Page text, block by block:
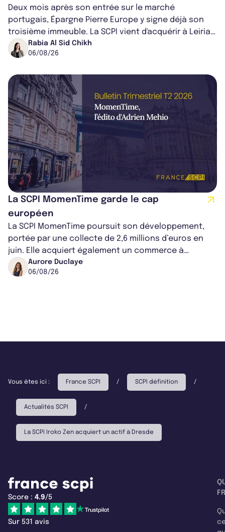
Deux mois après son entrée sur le marché
portugais, Épargne Pierre Europe y signe déjà son
troisième immeuble. La SCPI vient d'acquérir à Leiria,
dans le centre du pays, un établis...
Rabia Al Sid Chikh
06/08/26
La SCPI MomenTime garde le cap
européen
La SCPI MomenTime poursuit son développement,
portée par une collecte de 2,6 millions d’euros en
juin. Elle acquiert également un commerce à
Worcester, place une plateforme logisti...
Aurore Duclaye
06/08/26
Vous êtes ici : France SCPI / SCPI définition /
Actualités SCPI /
La SCPI Iroko Zen acquiert un actif à Dresde
Score : 4.9/5
Sur 531 avis